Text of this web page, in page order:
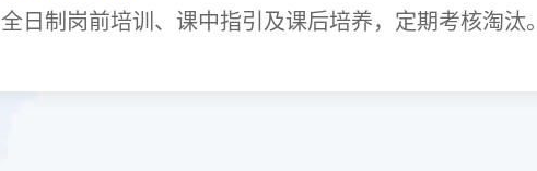
全日制岗前培训、课中指引及课后培养，定期考核淘汰。